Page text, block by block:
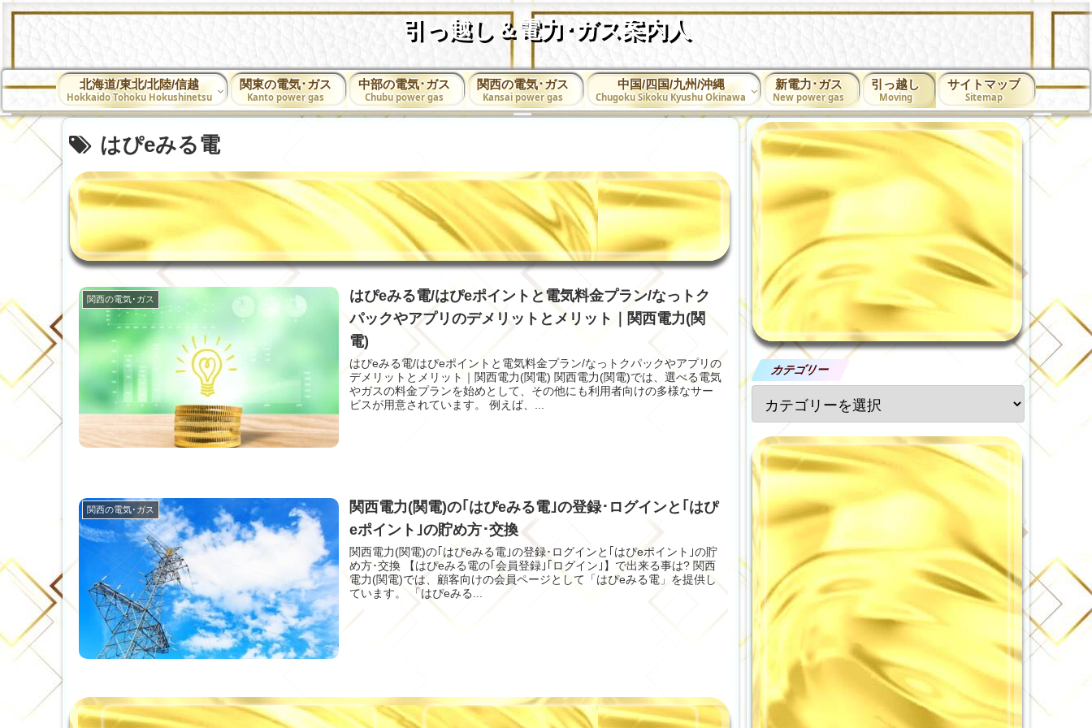
引っ越し＆電力･ガス案内人
北海道/東北/北陸/信越
Hokkaido Tohoku Hokushinetsu
関東の電気･ガス
Kanto power gas
中部の電気･ガス
Chubu power gas
関西の電気･ガス
Kansai power gas
中国/四国/九州/沖縄
Chugoku Sikoku Kyushu Okinawa
新電力･ガス
New power gas
引っ越し
Moving
サイトマップ
Sitemap
はぴeみる電
関西の電気･ガス
はぴeみる電/はぴeポイントと電気料金プラン/なっトク
パックやアプリのデメリットとメリット｜関西電力(関
電)
はぴeみる電/はぴeポイントと電気料金プラン/なっトクパックやアプリの
デメリットとメリット｜関西電力(関電) 関西電力(関電)では、選べる電気
やガスの料金プランを始めとして、その他にも利用者向けの多様なサー
ビスが用意されています。 例えば、...
関西の電気･ガス
関西電力(関電)の｢はぴeみる電｣の登録･ログインと｢はぴ
eポイント｣の貯め方･交換
関西電力(関電)の｢はぴeみる電｣の登録･ログインと｢はぴeポイント｣の貯
め方･交換 【はぴeみる電の｢会員登録｣｢ログイン｣】で出来る事は? 関西
電力(関電)では、顧客向けの会員ページとして「はぴeみる電」を提供し
ています。 「はぴeみる...
カテゴリー